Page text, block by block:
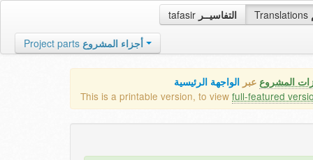
tafasir التفاسيــر Translations
Project parts أجزاء المشروع
المشروع عبر الواجهة الرئيسية
This is a printable version, to view full-featured